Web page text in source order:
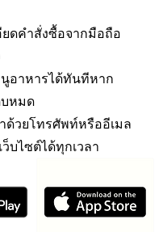
ยดคำสั่งซื้อจากมือถือ
นูอาหารได้ทันทีหาก
หมด
ด้วยโทรศัพท์หรืออีเมล
บไซต์ได้ทุกเวลา